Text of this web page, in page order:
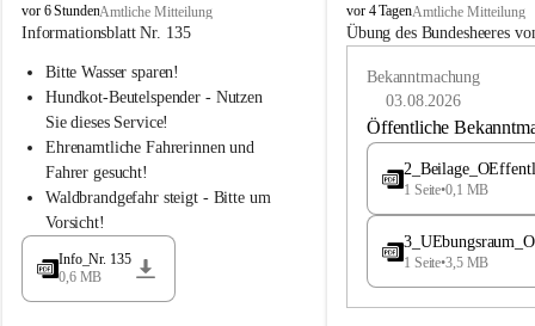
B
u
h
a
d
l
vor 6 StundenAmtliche Mitteilung
Informationsblatt Nr. 135
Bitte Wasser sparen!
Hundkot-Beutelspender - Nutzen
Sie dieses Service!
Ehrenamtliche Fahrerinnen und
Fahrer gesucht!
Waldbrandgefahr steigt - Bitte um
Vorsicht!
Info_Nr. 135
0,6 MB
B
u
e
vor 4 TagenAmtliche Mitteilung
Übung des Bundesheeres
Bekanntmachung
03.08.2026
Öffentliche
1 Seite•0,1 MB
1 Seite•3,5 MB